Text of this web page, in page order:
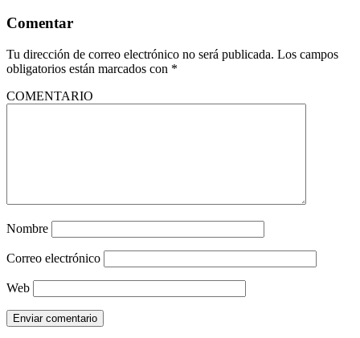
Comentar
Tu dirección de correo electrónico no será publicada. Los campos
obligatorios están marcados con *
COMENTARIO
Nombre
Correo electrónico
Web